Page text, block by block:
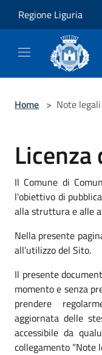
Regione Liguria
Home > Note legali
Il Comune di
l'obiettivo di
alla struttura e alle
Nella presente
all’utilizzo del Sito.
Il presente
momento e senza
prendere
aggiornata delle
accessibile da
collegamento “Note